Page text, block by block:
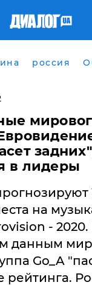
россия
в лидеры
на
-
данным
Go_A
рейтинга.